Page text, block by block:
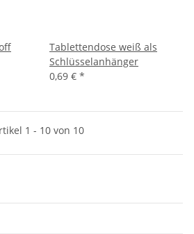
Tablettendose weiß als
Schlüsselanhänger
0,69 € *
1 - 10 von 10